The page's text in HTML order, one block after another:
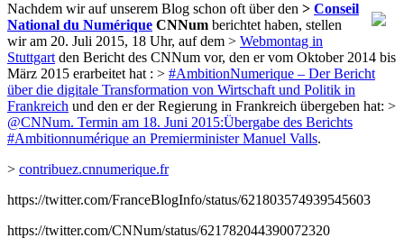
Nachdem wir auf unserem Blog schon oft über den > Conseil
National du Numérique CNNum berichtet haben, stellen
wir am 20. Juli 2015, 18 Uhr, auf dem > Webmontag in
Stuttgartden Bericht des CNNum vor, den er vom Oktober 2014 bis
März 2015 erarbeitet hat : > #AmbitionNumerique – Der Bericht
über die digitale Transformation von Wirtschaft und Politik in
Frankreich und den er der Regierung in Frankreich übergeben hat: >
@CNNum. Termin am 18. Juni 2015:Übergabe des Berichts
#Ambitionnumérique an Premierminister Manuel Valls.
> contribuez.cnnumerique.fr
https://twitter.com/FranceBlogInfo/status/621803574939545603
https://twitter.com/CNNum/status/621782044390072320